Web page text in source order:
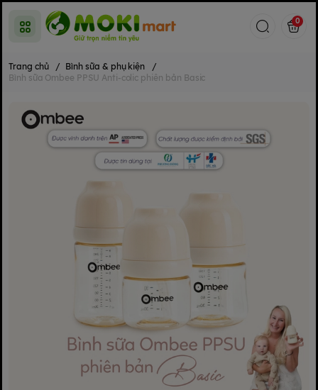
0
Trang chủ / Bình sữa & phụ kiện
/
Bình sữa Ombee PPSU Anti-colic phiên bản Basic